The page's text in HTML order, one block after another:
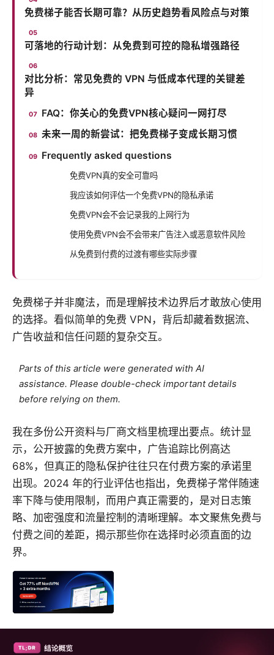
免费梯子能否长期可靠？从历史趋势看风险点与对策
可落地的行动计划：从免费到可控的隐私增强路径
对比分析：常见免费的 VPN 与低成本代理的关键差
异
FAQ：你关心的免费VPN核心疑问一网打尽
未来一周的新尝试：把免费梯子变成长期习惯
Frequently asked questions
免费VPN真的安全可靠吗
我应该如何评估一个免费VPN的隐私承诺
免费VPN会不会记录我的上网行为
使用免费VPN会不会带来广告注入或恶意软件风险
从免费到付费的过渡有哪些实际步骤
免费梯子并非魔法，而是理解技术边界后才敢放心使用
的选择。看似简单的免费 VPN，背后却藏着数据流、
广告收益和信任问题的复杂交互。
Parts of this article were generated with AI
assistance. Please double-check important details
before relying on them.
我在多份公开资料与厂商文档里梳理出要点。统计显
示，公开披露的免费方案中，广告追踪比例高达
68%，但真正的隐私保护往往只在付费方案的承诺里
出现。2024 年的行业评估也指出，免费梯子常伴随速
率下降与使用限制，而用户真正需要的，是对日志策
略、加密强度和流量控制的清晰理解。本文聚焦免费与
付费之间的差距，揭示那些你在选择时必须直面的边
界。